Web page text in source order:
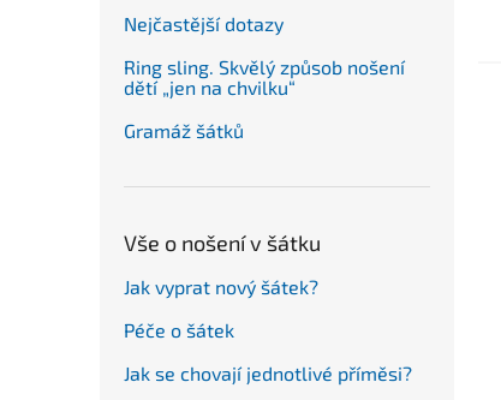
Nejčastější dotazy
Ring sling. Skvělý způsob nošení
dětí „jen na chvilku“
Gramáž šátků
Vše o nošení v šátku
Jak vyprat nový šátek?
Péče o šátek
Jak se chovají jednotlivé příměsi?